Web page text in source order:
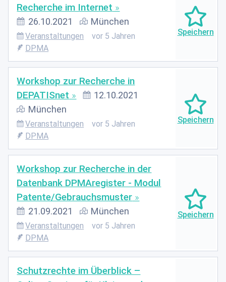
Recherche im Internet
26.10.2021 München
Veranstaltungen
vor 5 Jahren
DPMA
Workshop zur Recherche in
DEPATISnet
12.10.2021
München
Veranstaltungen
vor 5 Jahren
DPMA
Workshop zur Recherche in der
Datenbank DPMAregister - Modul
Patente/Gebrauchsmuster
21.09.2021 München
Veranstaltungen
vor 5 Jahren
DPMA
Schutzrechte im Überblick –